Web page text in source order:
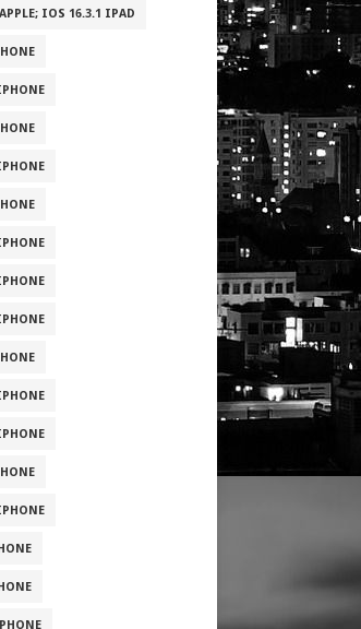
APPLE; IOS 16.3.1 IPAD